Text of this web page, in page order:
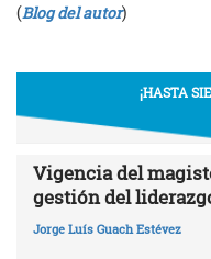
(Blog del autor)
¡HASTA
Vigencia del
gestión del
Jorge Luís Guach Estévez